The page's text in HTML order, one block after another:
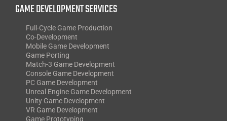
GAME DEVELOPMENT SERVICES
Full-Cycle Game Production
Co-Development
Mobile Game Development
Game Porting
Match-3 Game Development
Console Game Development
PC Game Development
Unreal Engine Game Development
Unity Game Development
VR Game Development
Game Prototyping